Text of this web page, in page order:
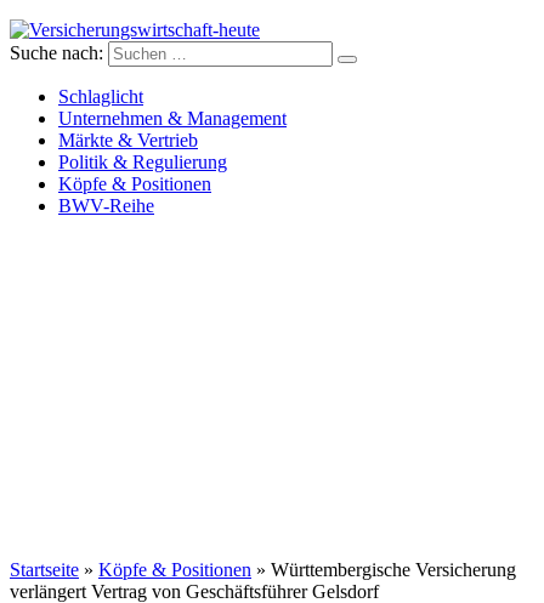
Versicherungswirtschaft-heute
Suche nach:
Schlaglicht
Unternehmen & Management
Märkte & Vertrieb
Politik & Regulierung
Köpfe & Positionen
BWV-Reihe
Startseite » Köpfe & Positionen » Württembergische Versicherung
verlängert Vertrag von Geschäftsführer Gelsdorf